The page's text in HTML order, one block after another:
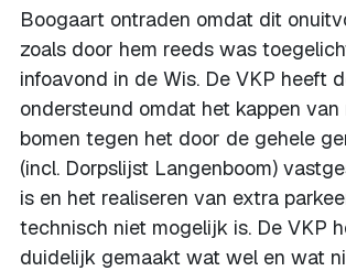
Boogaart ontraden omdat dit
zoals door hem reeds was
infoavond in de Wis. De VKP heeft
ondersteund omdat het kappen van
bomen tegen het door de gehele
(incl. Dorpslijst Langenboom)
is en het realiseren van extra
technisch niet mogelijk is. De VKP
duidelijk gemaakt wat wel en wat